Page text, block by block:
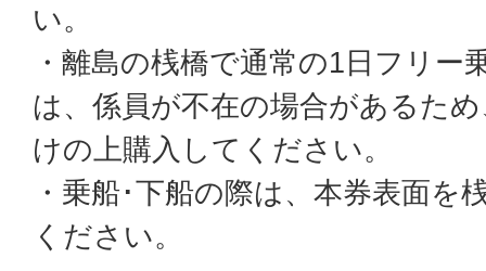
い。
・離島の桟橋で通常の1日フリー
は、係員が不在の場合があるた
けの上購入してください。
・乗船･下船の際は、本券表面を
ください。